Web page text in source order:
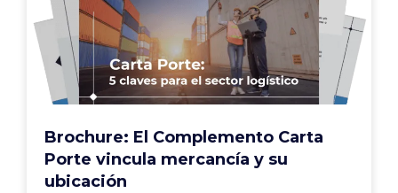
Brochure: El Complemento Carta
Porte vincula mercancía y su
ubicación